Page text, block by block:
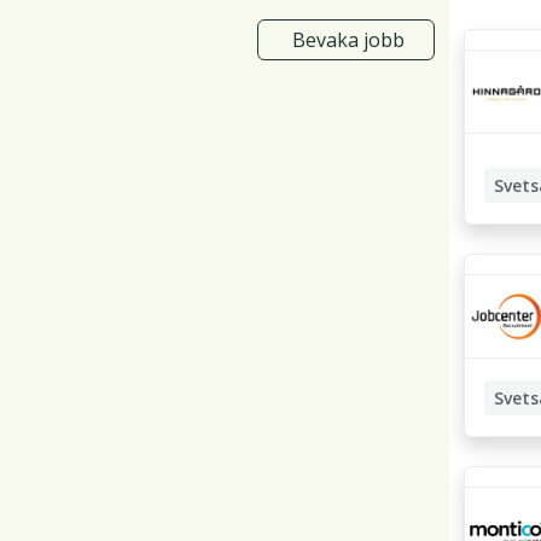
Bevaka jobb
MIG-